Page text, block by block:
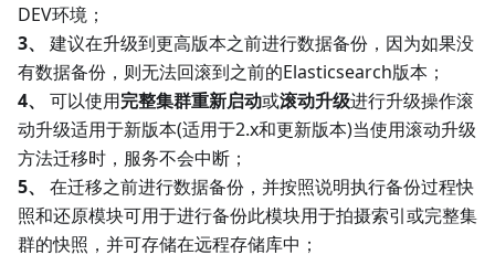
DEV环境；
3、
建议在升级到更高版本之前进行数据备份，因为如果没
有数据备份，则无法回滚到之前的Elasticsearch版本；
4、
可以使用完整集群重新启动或滚动升级进行升级操作滚
动升级适用于新版本(适用于2.x和更新版本)当使用滚动升级
方法迁移时，服务不会中断；
5、
在迁移之前进行数据备份，并按照说明执行备份过程快
照和还原模块可用于进行备份此模块用于拍摄索引或完整集
群的快照，并可存储在远程存储库中；